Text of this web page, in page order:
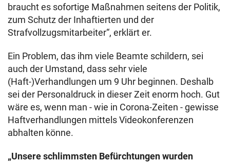
braucht es sofortige Maßnahmen seitens der Politik,
zum Schutz der Inhaftierten und der
Strafvollzugsmitarbeiter“, erklärt er.
Ein Problem, das ihm viele Beamte schildern, sei
auch der Umstand, dass sehr viele
(Haft-)Verhandlungen um 9 Uhr beginnen. Deshalb
sei der Personaldruck in dieser Zeit enorm hoch. Gut
wäre es, wenn man - wie in Corona-Zeiten - gewisse
Haftverhandlungen mittels Videokonferenzen
abhalten könne.
„Unsere schlimmsten Befürchtungen wurden